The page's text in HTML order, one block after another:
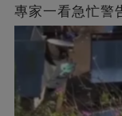
專家一看急忙警